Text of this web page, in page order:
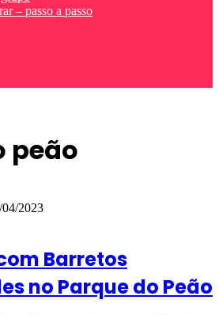
– passo a passo
peão
04/2023
Barretos
no Parque do Peão